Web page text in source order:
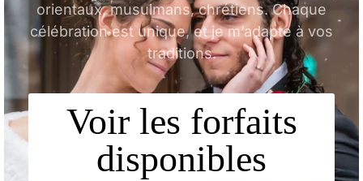
orientaux, musulmans, chrétiens. Chaque
célébration est unique, et je m’adapte à vos
traditions.
Voir les forfaits
disponibles